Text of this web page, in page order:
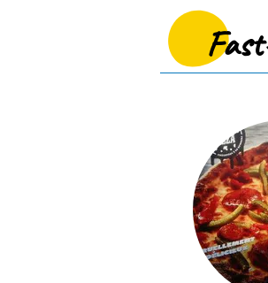
Fast-Food